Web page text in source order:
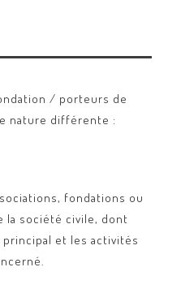
/ porteurs de
nature différente :
fondations ou
la société civile, dont
et les activités
.